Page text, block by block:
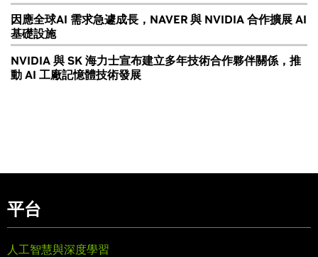
因應全球AI 需求急遽成長，NAVER 與 NVIDIA 合作擴展 AI
基礎設施
NVIDIA 與 SK 海力士宣布建立多年技術合作夥伴關係，推
動 AI 工廠記憶體技術發展
平台
人工智慧與深度學習